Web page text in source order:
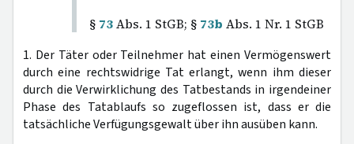
§ 73Abs. 1 StGB; § 73b Abs. 1 Nr. 1 StGB
1. Der Täter oder Teilnehmer hat einen Vermögenswert
durch eine rechtswidrige Tat erlangt, wenn ihm dieser
durch die Verwirklichung des Tatbestands in irgendeiner
Phase des Tatablaufs so zugeflossen ist, dass er die
tatsächliche Verfügungsgewalt über ihn ausüben kann.